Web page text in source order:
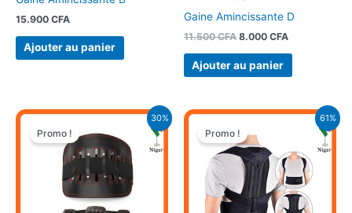
15.900 CFA
Ajouter au panier
Gaine Amincissante D
11.500CFA 8.000 CFA
Ajouter au panier
30%
Promo !
Le
initial
était :
12.900 CFA.
Le
actuel
est :
9.000 CFA.
61%
Promo !
Le
initial
était :
18.000 CFA.
Le
est :
7.000 CFA.